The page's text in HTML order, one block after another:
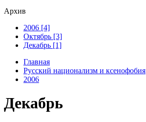
Архив
2006 [4]
Октябрь [3]
Декабрь [1]
Главная
Русский национализм и ксенофобия
2006
Декабрь